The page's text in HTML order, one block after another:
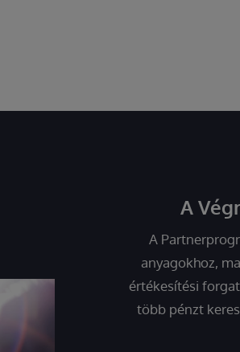
A
A
anyagokhoz,
értékesítési
több pénzt